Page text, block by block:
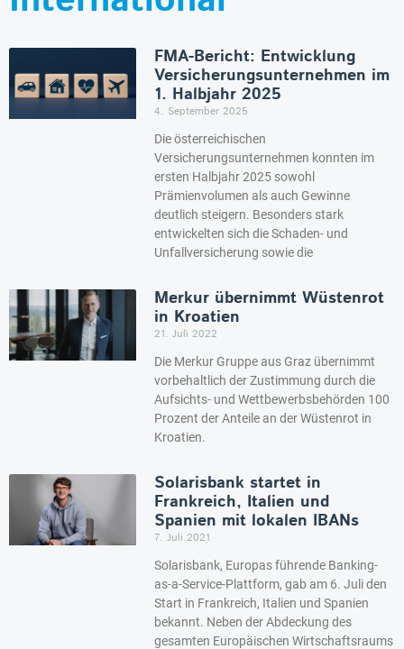
FMA-Bericht: Entwicklung
Versicherungsunternehmen im
1. Halbjahr 2025
4. September 2025
Die österreichischen
Versicherungsunternehmen konnten im
ersten Halbjahr 2025 sowohl
Prämienvolumen als auch Gewinne
deutlich steigern. Besonders stark
entwickelten sich die Schaden- und
Unfallversicherung sowie die
Merkur übernimmt Wüstenrot
in Kroatien
21. Juli 2022
Die Merkur Gruppe aus Graz übernimmt
vorbehaltlich der Zustimmung durch die
Aufsichts- und Wettbewerbsbehörden 100
Prozent der Anteile an der Wüstenrot in
Kroatien.
Solarisbank startet in
Frankreich, Italien und
Spanien mit lokalen IBANs
7. Juli 2021
Solarisbank, Europas führende Banking-
as-a-Service-Plattform, gab am 6. Juli den
Start in Frankreich, Italien und Spanien
bekannt. Neben der Abdeckung des
gesamten Europäischen Wirtschaftsraums